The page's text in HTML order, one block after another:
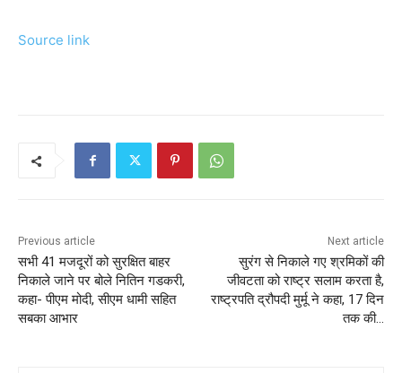
Source link
Previous article
सभी 41 मजदूरों को सुरक्षित बाहर
निकाले जाने पर बोले नितिन गडकरी,
कहा- पीएम मोदी, सीएम धामी सहित
सबका आभार
Next article
सुरंग से निकाले गए श्रमिकों की
जीवटता को राष्ट्र सलाम करता है,
राष्ट्रपति द्रौपदी मुर्मू ने कहा, 17 दिन
तक की…